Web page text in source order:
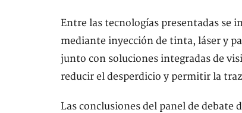
Entre las tecnologías presentadas se
mediante inyección de tinta, láser y
junto con soluciones integradas de
reducir el desperdicio y permitir la
Las conclusiones del panel de debate